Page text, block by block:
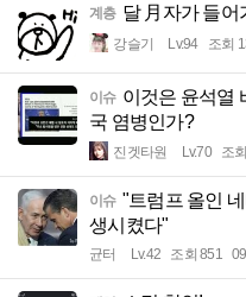
계층 달 月자가 들어
강슬기 Lv.94 조회
이슈 이것은 윤석열
국 염병인가?
진겟타원 Lv.70 조
이슈 "트럼프 올인
생시켰다"
균터 Lv.42 조회 851